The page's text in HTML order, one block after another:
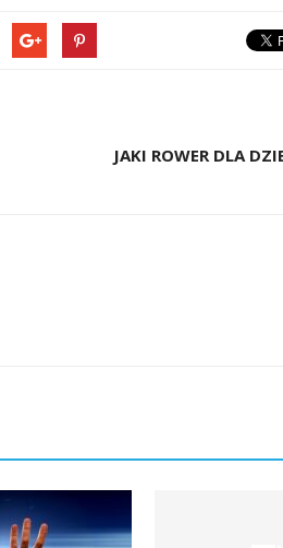
JAKI ROWER DLA